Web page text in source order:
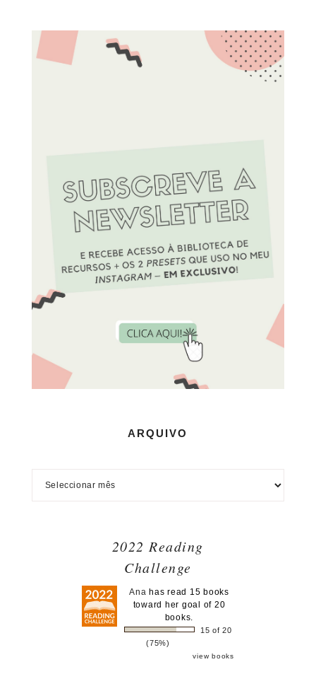
ARQUIVO
2022 Reading
Challenge
Ana has read 15 books
toward her goal of 20
books.
15 of 20
(75%)
view books